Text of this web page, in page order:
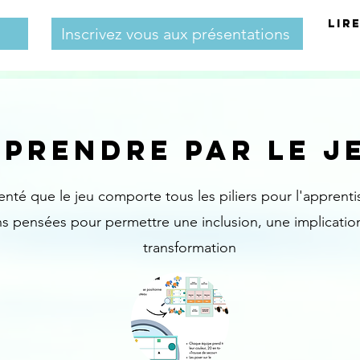
Inscrivez vous aux présentations
PAR LE
que le jeu comporte tous les piliers pour
pensées pour permettre une inclusion, une
transformation